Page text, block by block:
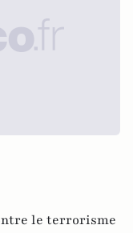
le terrorisme